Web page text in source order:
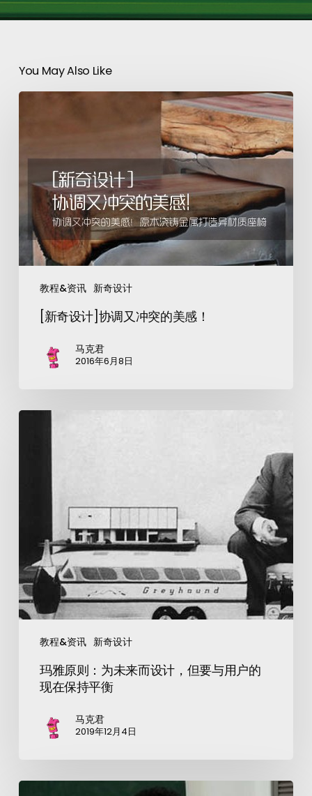
You May Also Like
教程&资讯 新奇设计
[新奇设计]协调又冲突的美感！
马克君
2016年6月8日
教程&资讯 新奇设计
玛雅原则：为未来而设计，但要与用户的
现在保持平衡
马克君
2019年12月4日